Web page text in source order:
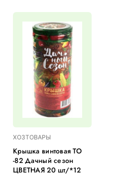
ХОЗТОВАРЫ
Крышка винтовая ТО
-82 Дачный сезон
ЦВЕТНАЯ 20 шт/*12